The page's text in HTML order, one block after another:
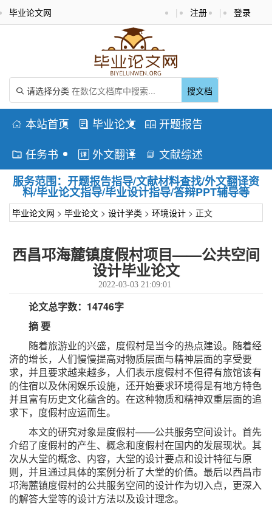
毕业论文网 登录
|
注册
|
 请选择分类 搜文档
 本站首页  毕业论文  开题报告
 任务书  外文翻译  文献综述
服务范围：开题报告指导/文献材料查找/外文翻译资
料/毕业论文指导/毕业设计指导/答辩PPT辅导等
毕业论文网 > 毕业论文 > 设计学类 > 环境设计 > 正文
西昌邛海麓镇度假村项目——公共空间
设计毕业论文
2022-03-03 21:09:01
论文总字数：14746字
摘 要
随着旅游业的兴盛，度假村是当今的热点建设。随着经
济的增长，人们慢慢提高对物质层面与精神层面的享受要
求，并且要求越来越多，人们表示度假村不但得有旅馆该有
的住宿以及休闲娱乐设施，还开始要求环境得是有地方特色
并且富有历史文化蕴含的。在这种物质和精神双重层面的追
求下，度假村应运而生。
本文的研究对象是度假村——公共服务空间设计。首先
介绍了度假村的产生、概念和度假村在国内的发展现状。其
次从大堂的概念、内容，大堂的设计要点和设计特征与原
则，并且通过具体的案例分析了大堂的价值。最后以西昌市
邛海麓镇度假村的公共服务空间的设计作为切入点，更深入
的解答大堂等的设计方法以及设计理念。